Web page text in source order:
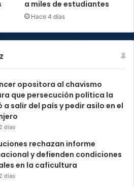
a miles de estudiantes
Hace 4 días
opositora al chavismo
que persecución política la
a salir del país y pedir asilo en el
días
rechazan informe
y defienden condiciones
en la caficultura
días